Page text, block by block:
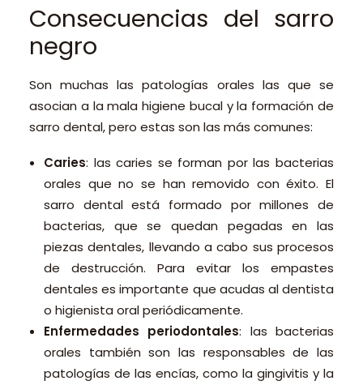
Consecuencias del sarro
negro
​​Son muchas las patologías orales las que se
asocian a la mala higiene bucal y la formación de
sarro dental, pero estas son las más comunes:
Caries: las caries se forman por las bacterias
orales que no se han removido con éxito. El
sarro dental está formado por millones de
bacterias, que se quedan pegadas en las
piezas dentales, llevando a cabo sus procesos
de destrucción. Para evitar los empastes
dentales es importante que acudas al dentista
o higienista oral periódicamente.
Enfermedades periodontales: las bacterias
orales también son las responsables de las
patologías de las encías, como la gingivitis y la